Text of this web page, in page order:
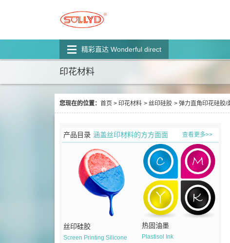
精彩直达 Wonderful direct
印花材料
您现在的位置： 首页 > 印花材料 > 丝印硅胶 > 弹力直角印花硅胶/
产品目录 涵盖丝印材料的方方面面 查看更多>>
丝印硅胶
Screen Printing Silicone
热固油墨
Plastisol Ink